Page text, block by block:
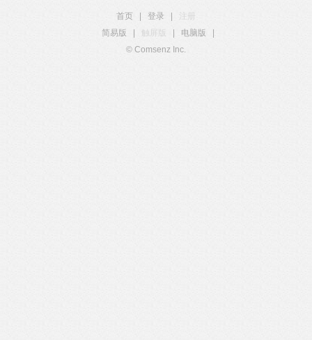
首页 登录
注册
简易版
触屏版 电脑版
© Comsenz Inc.